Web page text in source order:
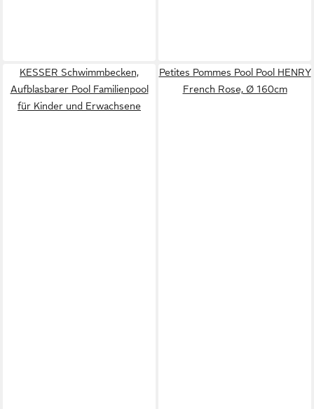
KESSER Schwimmbecken,
Aufblasbarer Pool Familienpool
für Kinder und Erwachsene
Petites Pommes Pool Pool HENRY
French Rose, Ø 160cm